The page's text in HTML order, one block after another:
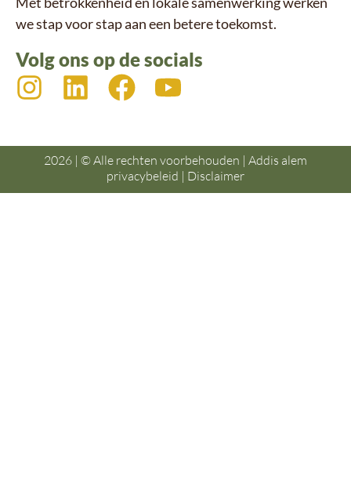
we stap voor stap aan een betere toekomst.
Volg ons op de socials
2026 | © Alle rechten voorbehouden | Addis alem
privacybeleid | Disclaimer